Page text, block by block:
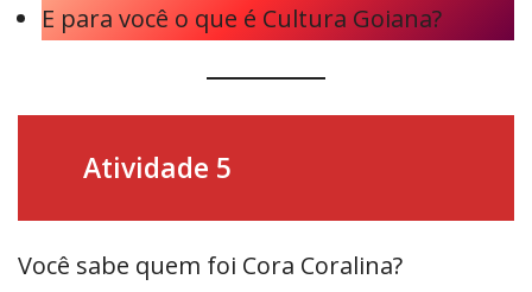
E para você o que é Cultura Goiana?
Atividade 5
Você sabe quem foi Cora Coralina?